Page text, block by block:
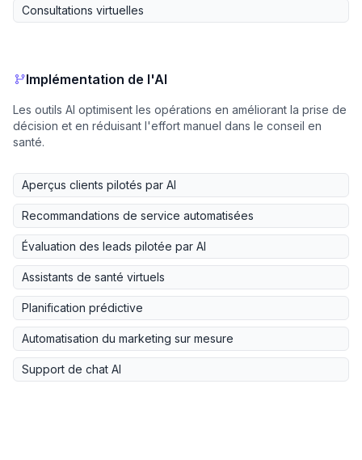
Consultations virtuelles
Implémentation de l'AI
Les outils AI optimisent les opérations en améliorant la prise de
décision et en réduisant l'effort manuel dans le conseil en
santé.
Aperçus clients pilotés par AI
Recommandations de service automatisées
Évaluation des leads pilotée par AI
Assistants de santé virtuels
Planification prédictive
Automatisation du marketing sur mesure
Support de chat AI